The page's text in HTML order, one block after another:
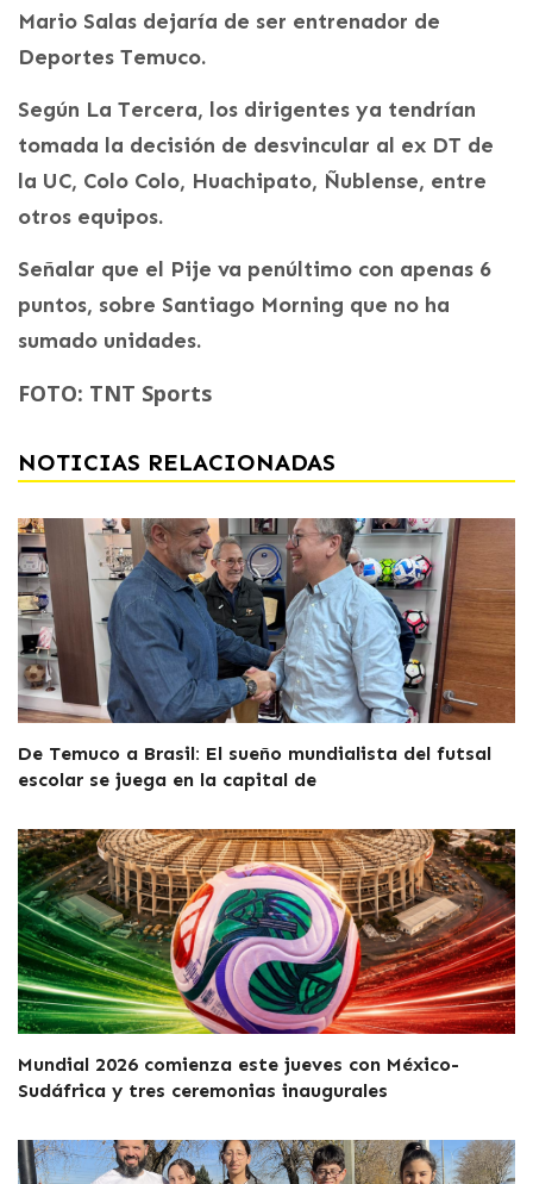
Mario Salas dejaría de ser entrenador de
Deportes Temuco.
Según La Tercera, los dirigentes ya tendrían
tomada la decisión de desvincular al ex DT de
la UC, Colo Colo, Huachipato, Ñublense, entre
otros equipos.
Señalar que el Pije va penúltimo con apenas 6
puntos, sobre Santiago Morning que no ha
sumado unidades.
FOTO: TNT Sports
NOTICIAS RELACIONADAS
De Temuco a Brasil: El sueño mundialista del futsal
escolar se juega en la capital de
Mundial 2026 comienza este jueves con México-
Sudáfrica y tres ceremonias inaugurales